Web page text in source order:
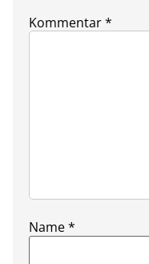
Kommentar*
Name*